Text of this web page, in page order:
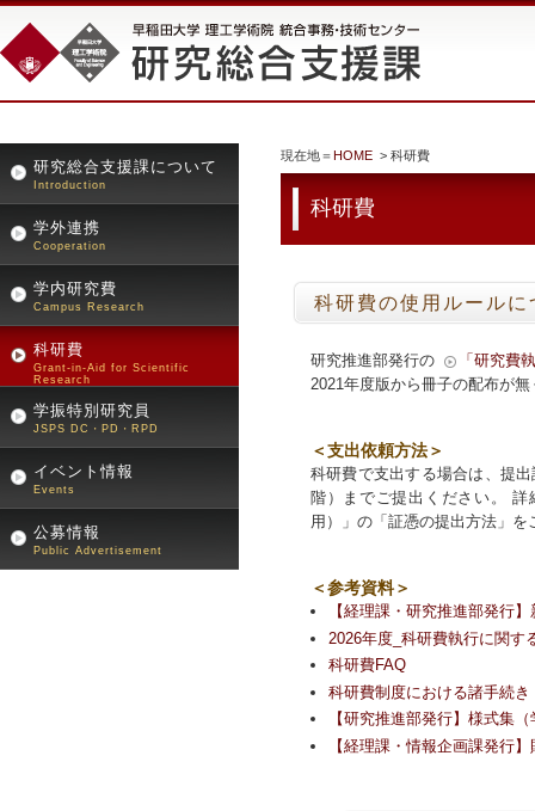
研究総合支援課について
Introduction
学外連携
Cooperation
学内研究費
Campus Research
科研費
Grant-in-Aid for Scientific
Research
学振特別研究員
JSPS DC・PD・RPD
イベント情報
Events
公募情報
Public Advertisement
現在地＝HOME > 科研費
科研費
科研費の使用ルールに
研究推進部発行の
「研究費
2021年度版から冊子の配布が
＜支出依頼方法＞
科研費で支出する場合は、提
階）までご提出ください。
用）」の「証憑の提出方法」を
＜参考資料＞
【経理課・研究推進部発行
2026年度_科研費執行に関す
科研費FAQ
科研費制度における諸手続き
【研究推進部発行】様式集
【経理課・情報企画課発行